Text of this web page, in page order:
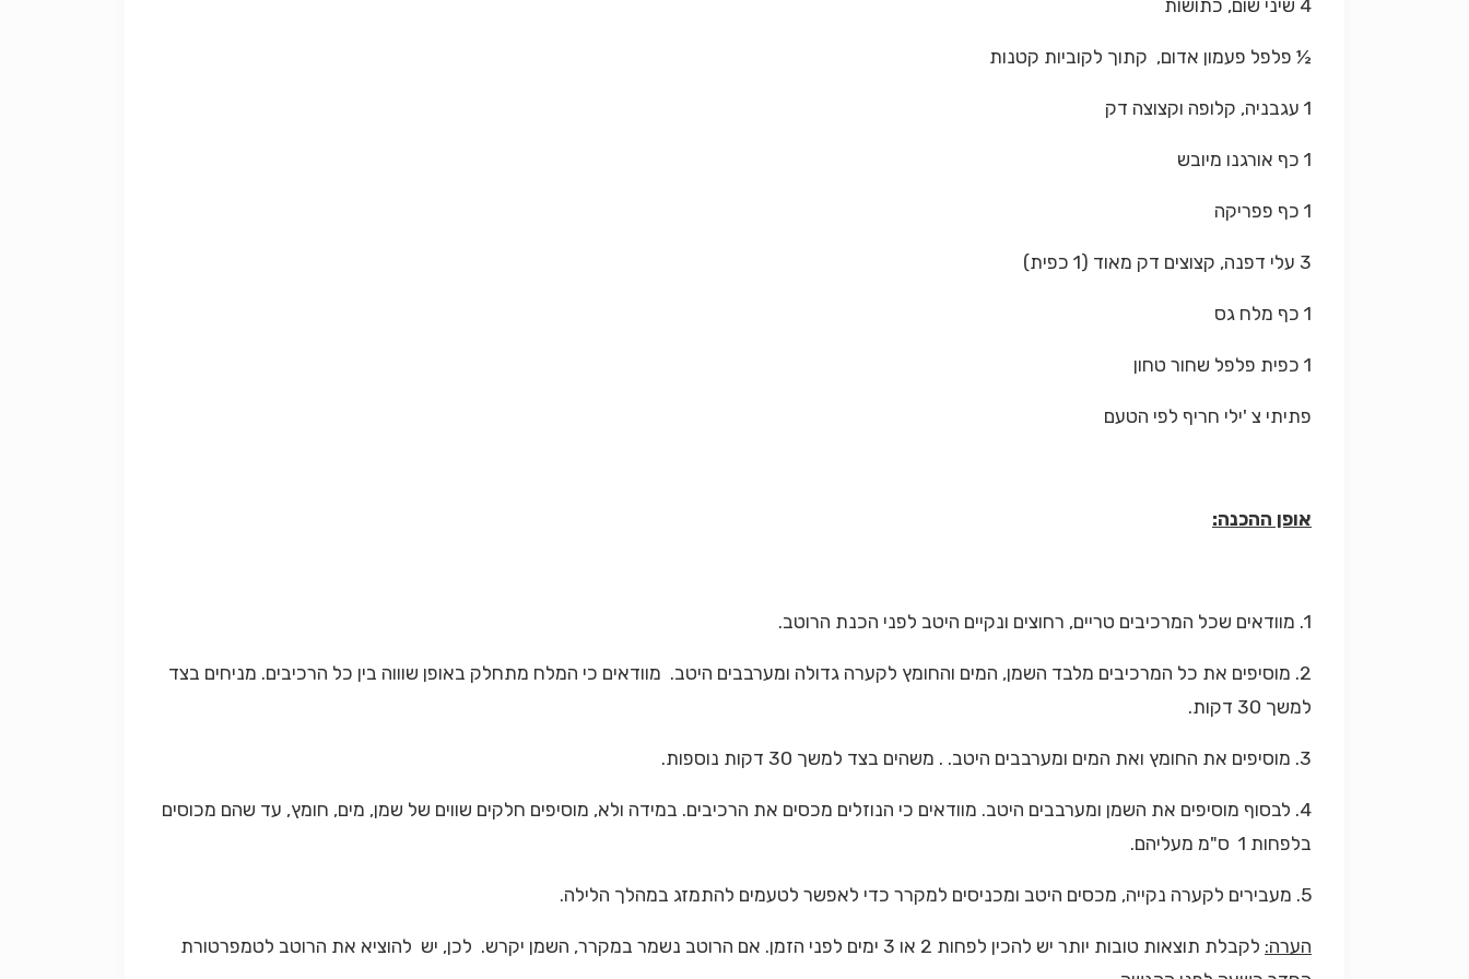
4 שיני שום, כתושות
½ פלפל פעמון אדום, קתוך לקוביות קטנות
1 עגבניה, קלופה וקצוצה דק
1 כף אורגנו מיובש
1 כף פפריקה
3 עלי דפנה, קצוצים דק מאוד (1 כפית)
1 כף מלח גס
1 כפית פלפל שחור טחון
פתיתי צ 'ילי חריף לפי הטעם
אופן ההכנה:
1. מוודאים שכל המרכיבים טריים, רחוצים ונקיים היטב לפני הכנת הרוטב.
2. מוסיפים את כל המרכיבים מלבד השמן, המים והחומץ לקערה גדולה ומערבבים היטב. מוודאים כי המלח מתחלק באופן שוווה בין כל הרכיבים
. מניחים בצד
למשך 30 דקות.
3. מוסיפים את החומץ ואת המים ומערבבים היטב. . משהים בצד למשך 30 דקות נוספות.
4. לבסוף מוסיפים את השמן ומערבבים היטב. מוודאים כי הנוזלים מכסים את הרכיבים. במידה ולא, מוסיפים חלקים שווים של שמן, מים, חומץ, עד שהם מכוסים
בלפחות 1 ס"מ מעליהם.
5. מעבירים לקערה נקייה, מכסים היטב ומכניסים למקרר כדי לאפשר לטעמים להתמזג במהלך הלילה.
הערה:
לקבלת תוצאות טובות יותר יש להכין לפחות 2 או 3 ימים לפני הזמן. אם הרוטב נשמר במקרר, השמן יקרש. לכן, יש להוציא את הרוטב לטמפרטורת